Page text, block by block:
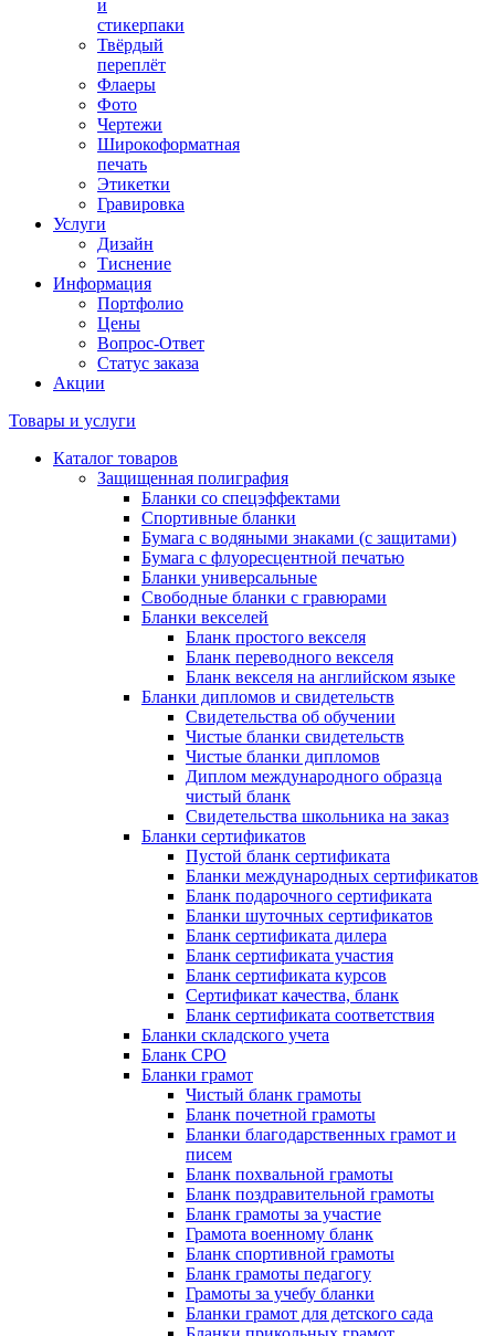
и
стикерпаки
Твёрдый
переплёт
Флаеры
Фото
Чертежи
Широкоформатная
печать
Этикетки
Гравировка
Услуги
Дизайн
Тиснение
Информация
Портфолио
Цены
Вопрос-Ответ
Статус заказа
Акции
Товары и услуги
Каталог товаров
Защищенная полиграфия
Бланки со спецэффектами
Спортивные бланки
Бумага с водяными знаками (с защитами)
Бумага с флуоресцентной печатью
Бланки универсальные
Свободные бланки с гравюрами
Бланки векселей
Бланк простого векселя
Бланк переводного векселя
Бланк векселя на английском языке
Бланки дипломов и свидетельств
Свидетельства об обучении
Чистые бланки свидетельств
Чистые бланки дипломов
Диплом международного образца
чистый бланк
Свидетельства школьника на заказ
Бланки сертификатов
Пустой бланк сертификата
Бланки международных сертификатов
Бланк подарочного сертификата
Бланки шуточных сертификатов
Бланк сертификата дилера
Бланк сертификата участия
Бланк сертификата курсов
Сертификат качества, бланк
Бланк сертификата соответствия
Бланки складского учета
Бланк СРО
Бланки грамот
Чистый бланк грамоты
Бланк почетной грамоты
Бланки благодарственных грамот и
писем
Бланк похвальной грамоты
Бланк поздравительной грамоты
Бланк грамоты за участие
Грамота военному бланк
Бланк спортивной грамоты
Бланк грамоты педагогу
Грамоты за учебу бланки
Бланки грамот для детского сада